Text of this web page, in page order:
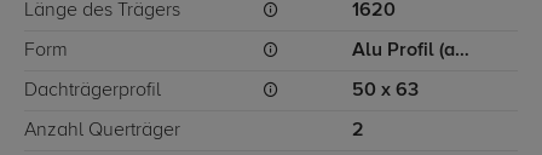
Länge des Trägers 1620
Form Alu Profil (ausziehbar)
Dachträgerprofil 50 x 63
Anzahl Querträger 2